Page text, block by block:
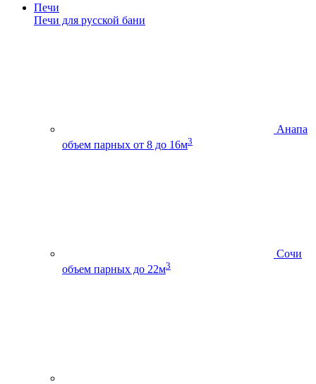
Печи
Печи для русской бани
Анапа
объем парных от 8 до 16м3
Сочи
объем парных до 22м3